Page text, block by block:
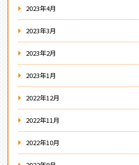
2023年4月
2023年3月
2023年2月
2023年1月
2022年12月
2022年11月
2022年10月